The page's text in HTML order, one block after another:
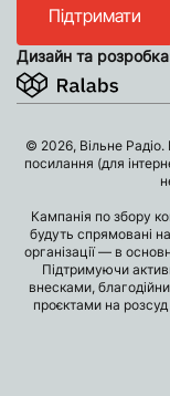
Підтримати
Дизайн та
© 2026, Вільне Радіо.
посилання (для
Кампанія по збору
будуть спрямовані
організації — в
Підтримуючи
внесками,
проєктами на розсуд